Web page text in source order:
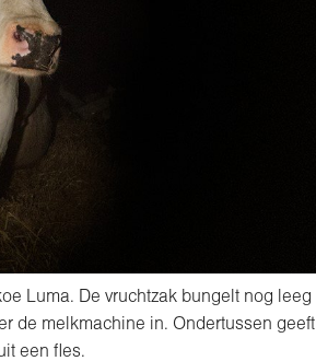
Luma. De vruchtzak bungelt nog leeg
de melkmachine in. Ondertussen geeft
een fles.